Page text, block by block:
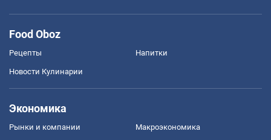
Food Oboz
Рецепты Напитки
Новости Кулинарии
Экономика
Рынки и компании Mакроэкономика